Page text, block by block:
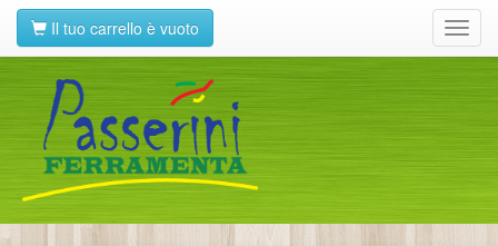
Il tuo carrello è vuoto